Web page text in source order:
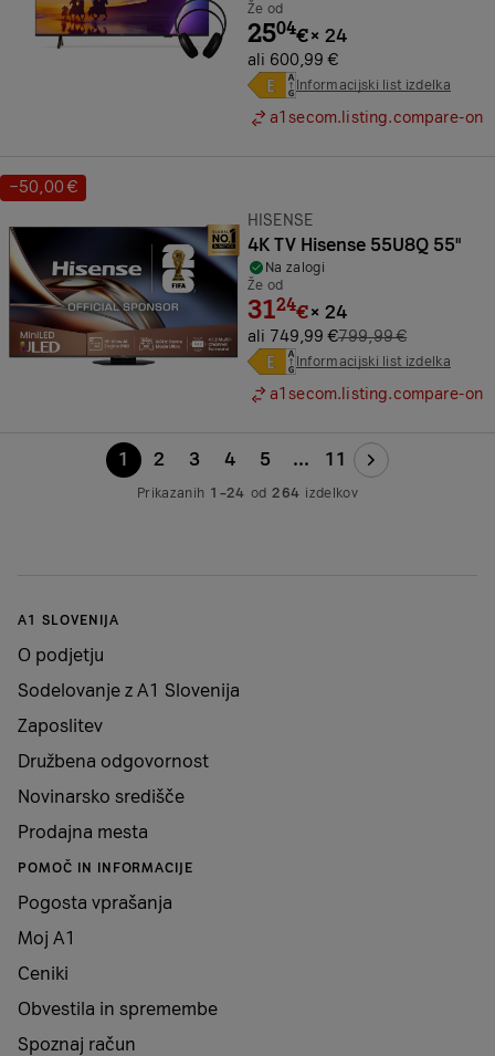
Že od
2504€× 24
ali 600,99 €
Informacijski list izdelka
a1secom.listing.compare-on
Prihranek:
−50,00 €
Znamka:
HISENSE
4K TV Hisense 55U8Q 55"
Na zalogi
Že od
3124€× 24
ali 749,99 €799,99 €
Informacijski list izdelka
a1secom.listing.compare-on
1 2 3 4 5 ... 11
Prikazanih 1–24 od 264 izdelkov
A1 SLOVENIJA
O podjetju
Sodelovanje z A1 Slovenija
Zaposlitev
Družbena odgovornost
Novinarsko središče
Prodajna mesta
POMOČ IN INFORMACIJE
Pogosta vprašanja
Moj A1
Ceniki
Obvestila in spremembe
Spoznaj račun